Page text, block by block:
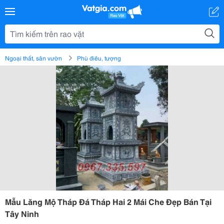
Ngoại thất, sân vườn Phù điêu, tượng
Mẫu Lăng Mộ Tháp Đá Tháp Hai 2 Mái Che Đẹp Bán Tại
Tây Ninh